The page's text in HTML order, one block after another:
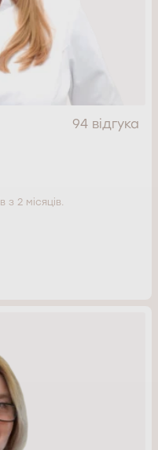
94 відгука
з 2 місяців.